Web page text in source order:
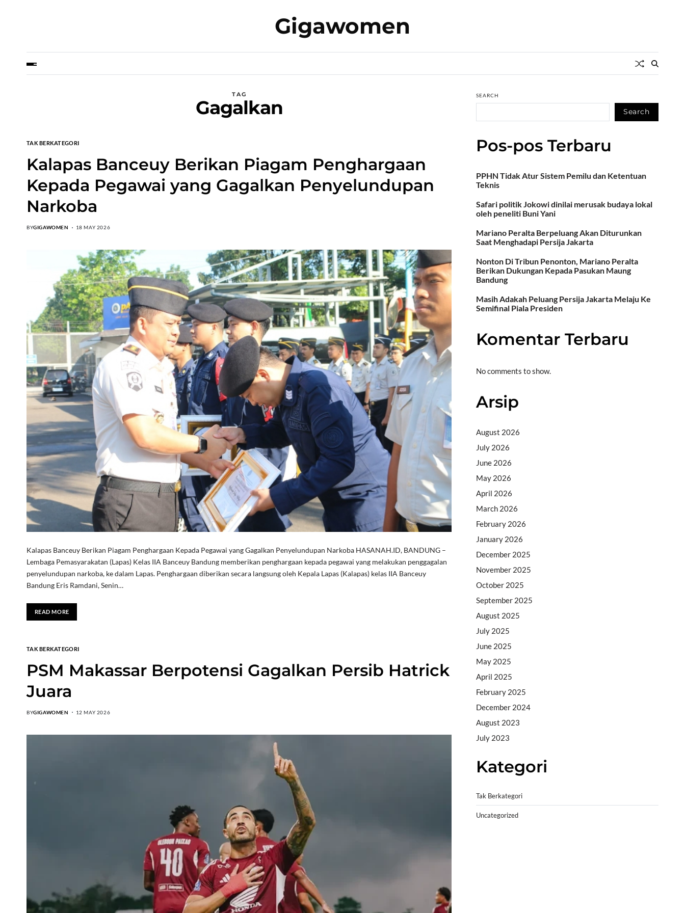
Gigawomen
TAG
Gagalkan
TAK BERKATEGORI
Kalapas Banceuy Berikan Piagam Penghargaan
Kepada Pegawai yang Gagalkan Penyelundupan
Narkoba
BYGIGAWOMEN 18 MAY 2026
Kalapas Banceuy Berikan Piagam Penghargaan Kepada Pegawai yang Gagalkan Penyelundupan Narkoba HASANAH.ID, BANDUNG –
Lembaga Pemasyarakatan (Lapas) Kelas IIA Banceuy Bandung memberikan penghargaan kepada pegawai yang melakukan penggagalan
penyelundupan narkoba, ke dalam Lapas. Penghargaan diberikan secara langsung oleh Kepala Lapas (Kalapas) kelas IIA Banceuy
Bandung Eris Ramdani, Senin…
READ MORE
TAK BERKATEGORI
PSM Makassar Berpotensi Gagalkan Persib Hatrick
Juara
BYGIGAWOMEN 12 MAY 2026
SEARCH
Search
Pos-pos Terbaru
PPHN Tidak Atur Sistem Pemilu dan Ketentuan
Teknis
Safari politik Jokowi dinilai merusak budaya lokal
oleh peneliti Buni Yani
Mariano Peralta Berpeluang Akan Diturunkan
Saat Menghadapi Persija Jakarta
Nonton Di Tribun Penonton, Mariano Peralta
Berikan Dukungan Kepada Pasukan Maung
Bandung
Masih Adakah Peluang Persija Jakarta Melaju Ke
Semifinal Piala Presiden
Komentar Terbaru
No comments to show.
Arsip
August 2026
July 2026
June 2026
May 2026
April 2026
March 2026
February 2026
January 2026
December 2025
November 2025
October 2025
September 2025
August 2025
July 2025
June 2025
May 2025
April 2025
February 2025
December 2024
August 2023
July 2023
Kategori
Tak Berkategori
Uncategorized